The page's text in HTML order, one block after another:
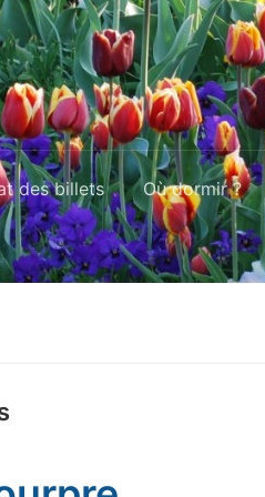
des billets Où dormir ?